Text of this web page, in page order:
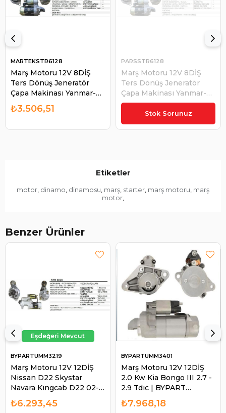
Marş Motoru 12V 8DİŞ
Ters Dönüş Jeneratör
Çapa Makinası Yanmar-
kıpar-kama-aksa-palmera
| MARTEK STR6128
MARTEKSTR6128
₺3.506,51 Stok Sorunuz
Marş Motoru 12V 8DİŞ
Ters Dönüş Jeneratör
Çapa Makinası Yanmar-
kıpar-kama-aksa-palmera
| PARS STR6128
PARSSTR6128
₺2.595,68
Etiketler
motor dinamo dinamosu marş starter marş motoru marş
motor
Benzer Ürünler
Marş Motoru 12V 12DİŞ
Nissan D22 Skystar
Navara Kıngcab D22 02-
UMM3219 | BYPART
UMM3219
BYPARTUMM3219
₺6.293,45
Marş Motoru 12V 12DİŞ
2.0 Kw Kia Bongo III 2.7 -
2.9 Tdıc | BYPART
UMM3401
BYPARTUMM3401
₺7.968,18